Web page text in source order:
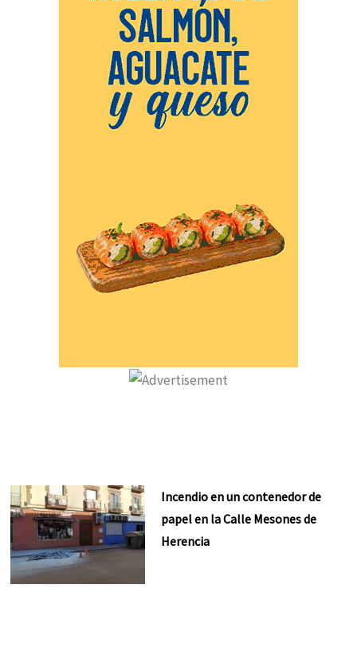
Incendio en un contenedor de
papel en la Calle Mesones de
Herencia